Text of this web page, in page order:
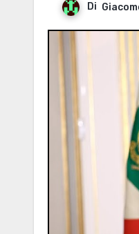
Di